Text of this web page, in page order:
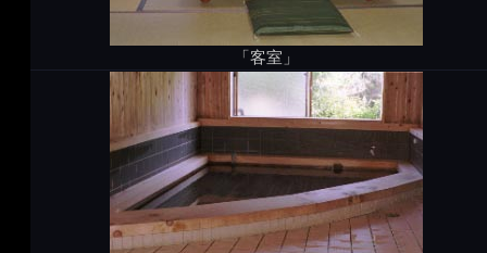
「客室」